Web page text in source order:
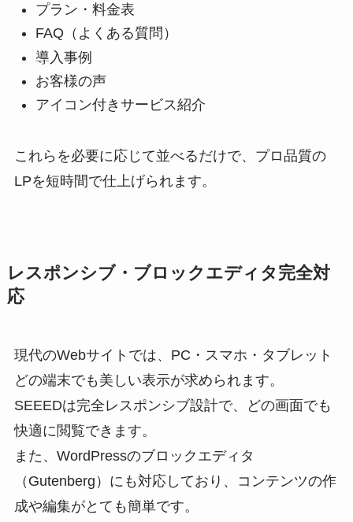
プラン・料金表
FAQ（よくある質問）
導入事例
お客様の声
アイコン付きサービス紹介
これらを必要に応じて並べるだけで、プロ品質の
LPを短時間で仕上げられます。
レスポンシブ・ブロックエディタ完全対
応
現代のWebサイトでは、PC・スマホ・タブレット
どの端末でも美しい表示が求められます。
SEEEDは完全レスポンシブ設計で、どの画面でも
快適に閲覧できます。
また、WordPressのブロックエディタ
（Gutenberg）にも対応しており、コンテンツの作
成や編集がとても簡単です。